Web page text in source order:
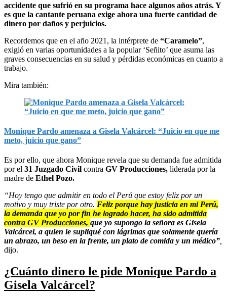
accidente que sufrió en su programa hace algunos años atrás. Y
es que la cantante peruana exige ahora una fuerte cantidad de
dinero por daños y perjuicios.
Recordemos que en el año 2021, la intérprete de “Caramelo”,
exigió en varias oportunidades a la popular ‘Señito’ que asuma las
graves consecuencias en su salud y pérdidas económicas en cuanto a
trabajo.
Mira también:
Monique Pardo amenaza a Gisela Valcárcel: “Juicio en que me
meto, juicio que gano”
Es por ello, que ahora Monique revela que su demanda fue admitida
por el 31 Juzgado Civil contra GV Producciones, liderada por la
madre de Ethel Pozo.
“Hoy tengo que admitir en todo el Perú que estoy feliz por un
motivo y muy triste por otro. Feliz porque hay justicia en mi Perú,
la demanda que yo por fin he logrado hacer, ha sido admitida
contra GV Producciones, que yo supongo la señora es Gisela
Valcárcel, a quien le supliqué con lágrimas que solamente quería
un abrazo, un beso en la frente, un plato de comida y un médico”
dijo.
¿Cuánto dinero le pide Monique Pardo a
Gisela Valcárcel?